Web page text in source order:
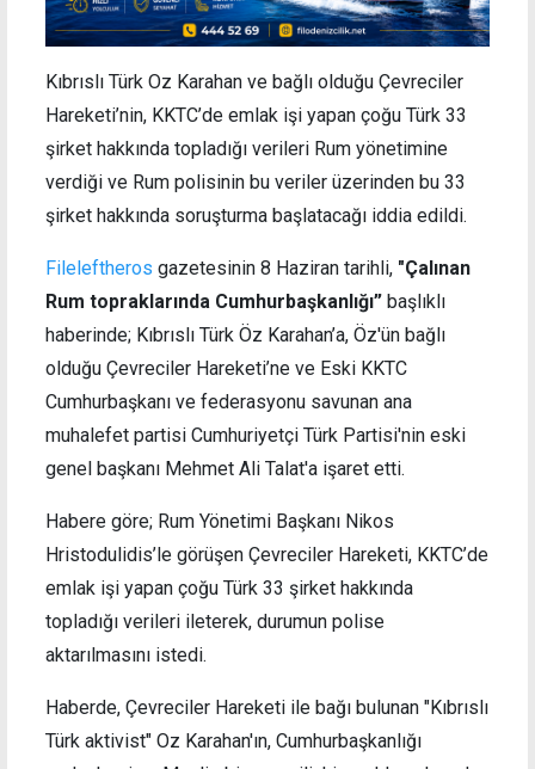
Kıbrıslı Türk Oz Karahan ve bağlı olduğu Çevreciler
Hareketi’nin, KKTC’de emlak işi yapan çoğu Türk 33
şirket hakkında topladığı verileri Rum yönetimine
verdiği ve Rum polisinin bu veriler üzerinden bu 33
şirket hakkında soruşturma başlatacağı iddia edildi.
Fileleftheros gazetesinin 8 Haziran tarihli, "Çalınan
Rum topraklarında Cumhurbaşkanlığı” başlıklı
haberinde; Kıbrıslı Türk Öz Karahan’a, Öz'ün bağlı
olduğu Çevreciler Hareketi’ne ve Eski KKTC
Cumhurbaşkanı ve federasyonu savunan ana
muhalefet partisi Cumhuriyetçi Türk Partisi'nin eski
genel başkanı Mehmet Ali Talat'a işaret etti.
Habere göre; Rum Yönetimi Başkanı Nikos
Hristodulidis’le görüşen Çevreciler Hareketi, KKTC’de
emlak işi yapan çoğu Türk 33 şirket hakkında
topladığı verileri ileterek, durumun polise
aktarılmasını istedi.
Haberde, Çevreciler Hareketi ile bağı bulunan "Kıbrıslı
Türk aktivist" Oz Karahan'ın, Cumhurbaşkanlığı